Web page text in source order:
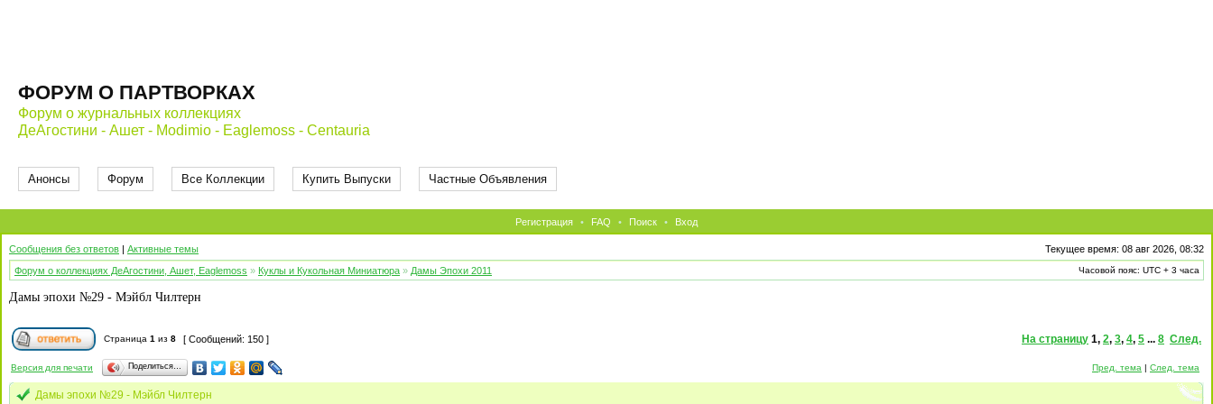
ФОРУМ О ПАРТВОРКАХ
Форум о журнальных коллекциях
ДеАгостини - Ашет - Modimio - Eaglemoss - Centauria
Анонсы Форум Все Коллекции Купить Выпуски Частные Объявления
Регистрация • FAQ • Поиск • Вход
Сообщения без ответов | Активные темы
Текущее время: 08 авг 2026, 08:32
Форум о коллекциях ДеАгостини, Ашет, Eaglemoss » Куклы и Кукольная Миниатюра » Дамы Эпохи 2011 Часовой пояс: UTC + 3 часа
Дамы эпохи №29 - Мэйбл Чилтерн
Страница 1 из 8 [ Сообщений: 150 ] На страницу 1, 2, 3, 4, 5 ... 8 След.
Версия для печати Поделиться… Пред. тема | След. тема
Дамы эпохи №29 - Мэйбл Чилтерн